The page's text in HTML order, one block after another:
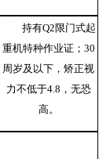
持有Q2限门式起
重机特种作业证；30
周岁及以下，矫正视
力不低于4.8，无恐
高。